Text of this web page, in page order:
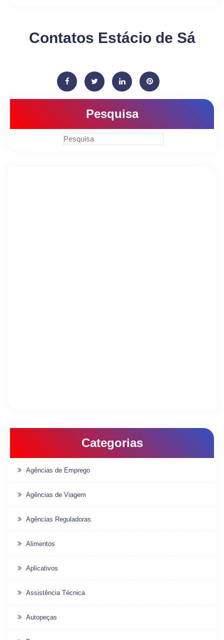
Contatos Estácio de Sá
Pesquisa
Categorias
Agências de Emprego
Agências de Viagem
Agências Reguladoras
Alimentos
Aplicativos
Assistência Técnica
Autopeças